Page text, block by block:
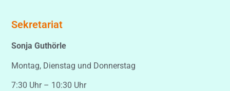
Sekretariat
Sonja Guthörle
Montag, Dienstag und Donnerstag
7:30 Uhr – 10:30 Uhr